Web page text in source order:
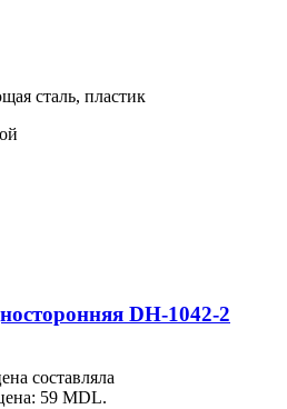
сталь, пластик
DH-1042-2
составляла
59 MDL.